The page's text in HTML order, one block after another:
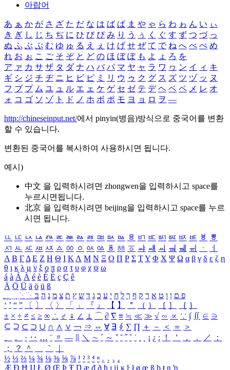
아랍어
あ ぁ か が さ ざ た だ な は ば ぱ ま や ゃ ら わ ゎ ん い ぃ
き ぎ し じ ち ぢ に ひ び ぴ み り う ぅ く ぐ す ず つ づ っ
ぬ ふ ぶ ぷ む ゆ ゅ る え ぇ け げ せ ぜ て で ね へ べ ぺ め
れ お ぉ こ ご そ ぞ と ど の ほ ぼ ぽ も よ ょ ろ を
ア ァ カ サ ザ タ ダ ナ ハ バ パ マ ヤ ャ ラ ワ ヮ ン イ ィ キ
ギ シ ジ チ ヂ ニ ヒ ビ ピ ミ リ ウ ゥ ク グ ス ズ ツ ヅ ッ ヌ
フ ブ プ ム ユ ュ ル エ ェ ケ ゲ セ ゼ テ デ ヘ ベ ペ メ レ オ
ォ コ ゴ ソ ゾ ト ド ノ ホ ボ ポ モ ヨ ョ ロ ヲ ―
http://chineseinput.net/에서 pinyin(병음)방식으로 중국어를 변환
할 수 있습니다.
변환된 중국어를 복사하여 사용하시면 됩니다.
예시)
中文 을 입력하시려면 zhongwen을 입력하시고 space를
누르시면됩니다.
北京 을 입력하시려면 beijing을 입력하시고 space를 누르
시면 됩니다.
ㅥ ㅦ ㅧ ㅨ ㅩ ㅪ ㅫ ㅬ ㅭ ㅮ ㅯ ㅰ ㅱ ㅲ ㅳ ㅴ ㅵ ㅶ ㅷ ㅸ
ㅹ
ㅺ ㅻ ㅼ ㅽ ㅾ ㅿ ㆀ ㆁ ㆂ ㆃ ㆄ ㆅ ㆆ ㆇ ㆈ ㆉ ㆊ ㆋ ㆌ ㆍ
ㆎ
Α Β ΓΔ Ε Ζ Η Θ Ι ΚΛ Μ Ν Ξ Ο Π Ρ Σ ΤΥ Φ Χ Ψ Ω α β γ δ ε ζ η
θ ι κ λ μ ν ξ ο π ρ σ τ υ φ χ ψ ω
á à Á À é è É È ç Ç ê
Ä Ö Ü ä ö ü ß
ִֶֹ ֻּ ׁׂ פ ם ן ו ט א ר ק ף ך ל ח י ע כ ג ד ש ץ ת צ מ נ ה ב
‘ ’ “ ” 〔 〕 〈 〉 「 」 『 』 【 】 ＂ （ ） ［ ］ ｛ ｝
± × ÷ ≠ ≤ ≥ ∞ ∴ ♂ ♀ ∠ ⊥ ⌒ ∂ ∇ ≡ ≒ ≪ ≫ √ ∽ ∝ ∵ ∫ ∬ ∈ ∋
⊆ ⊇ ⊂ ⊃ ∪ ∩ ∧ ∨ ￢ ⇒ ⇔ ∀ ∃ ∮ ∑ ∏ ＋ － ＜ ＝
＞
、
。 · ‥ … ¨ 〃 ― ＼ ∼ ´ ～ ˇ ˘ ˝ ˚ ˙ ¸ ¡ ¿ ː ！ ＇ ， ． ／
：
；
？ ＾ ｀
½ ⅓ ⅔ ¼ ¾ ⅛ ⅜ ⅝ ⅞ ¹ ² ³ ⁴ ⁿ ₁ ₂ ₃ ₄
Æ Ð Ħ Ĳ Ł Ø Œ Þ Ŧ Ŋ æ đ ð ħ ı ĳ ĸ ŀ ł ø œ ß þ ŧ ŋ ŉ